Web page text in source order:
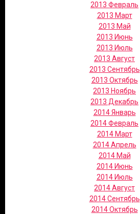
2013 Февраль
2013 Март
2013 Май
2013 Июнь
2013 Июль
2013 Август
2013 Сентябрь
2013 Октябрь
2013 Ноябрь
2013 Декабрь
2014 Январь
2014 Февраль
2014 Март
2014 Апрель
2014 Май
2014 Июнь
2014 Июль
2014 Август
2014 Сентябрь
2014 Октябрь